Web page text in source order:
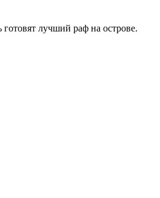
лучший раф на острове.